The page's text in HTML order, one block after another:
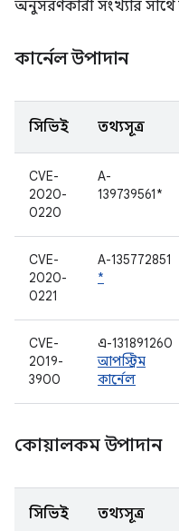
অনুসরণকারী সংখ্যার সাথে
কার্নেল উপাদান
সিভিই তথ্যসূত্র
CVE-
2020-
0220
A-
139739561*
CVE-
2020-
0221
A-135772851
*
CVE-
2019-
3900
এ-131891260
আপস্ট্রিম
কার্নেল
কোয়ালকম উপাদান
সিভিই তথ্যসূত্র